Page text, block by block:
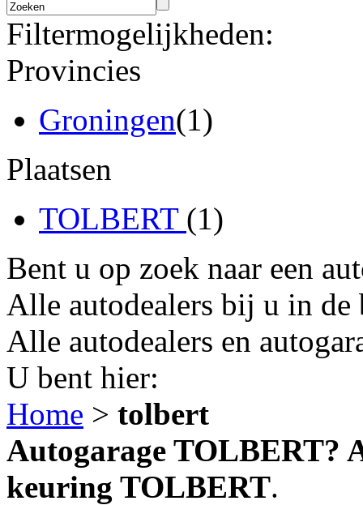
Filtermogelijkheden:
Provincies
Groningen(1)
Plaatsen
TOLBERT (1)
Bent u op zoek naar een
Alle autodealers bij u in
Alle autodealers en
U bent hier:
Home > tolbert
Autogarage TOLBERT?
keuring TOLBERT.